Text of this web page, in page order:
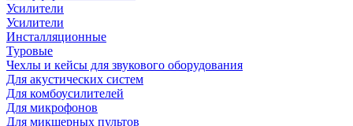
Усилители
Усилители
Инсталляционные
Туровые
Чехлы и кейсы для звукового оборудования
Для акустических систем
Для комбоусилителей
Для микрофонов
Для микшерных пультов